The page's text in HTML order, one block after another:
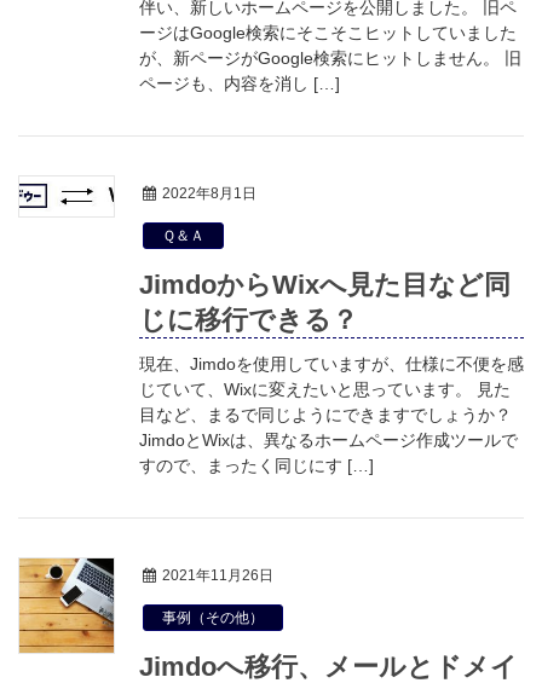
伴い、新しいホームページを公開しました。 旧ペ
ージはGoogle検索にそこそこヒットしていました
が、新ページがGoogle検索にヒットしません。 旧
ページも、内容を消し […]
2022年8月1日
Ｑ＆Ａ
JimdoからWixへ見た目など同
じに移行できる？
現在、Jimdoを使用していますが、仕様に不便を感
じていて、Wixに変えたいと思っています。 見た
目など、まるで同じようにできますでしょうか？
JimdoとWixは、異なるホームページ作成ツールで
すので、まったく同じにす […]
2021年11月26日
事例（その他）
Jimdoへ移行、メールとドメイ